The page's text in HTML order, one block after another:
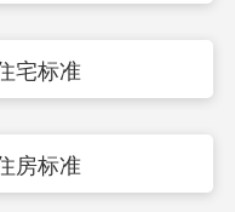
宅标准
房标准